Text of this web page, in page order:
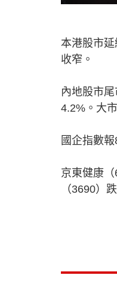
本港股市
收窄。
內地股市
4.2%。大
國企指數
京東健康
（3690）